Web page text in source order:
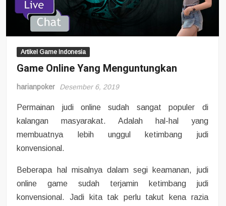
Artikel Game Indonesia
Game Online Yang Menguntungkan
harianpoker Desember 6, 2019
Permainan judi online sudah sangat populer di
kalangan masyarakat. Adalah hal-hal yang
membuatnya lebih unggul ketimbang judi
konvensional.
Beberapa hal misalnya dalam segi keamanan, judi
online game sudah terjamin ketimbang judi
konvensional. Jadi kita tak perlu takut kena razia